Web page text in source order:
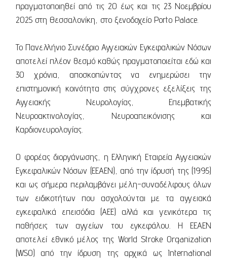
πραγματοποιηθεί από τις 20 έως και τις 23 Νοεμβρίου
2025 στη Θεσσαλονίκη, στο ξενοδοχείο Porto Palace.
Το Πανελλήνιο Συνέδριο Αγγειακών Εγκεφαλικών Νόσων
αποτελεί πλέον θεσμό καθώς πραγματοποιείται εδώ και
30 χρόνια, αποσκοπώντας να ενημερώσει την
επιστημονική κοινότητα στις σύγχρονες εξελίξεις της
Αγγειακής Νευρολογίας, Επεμβατικής
Νευροακτινολογίας, Νευροαπεικόνισης και
Καρδιονευρολογίας.
Ο φορέας διοργάνωσης, η Ελληνική Εταιρεία Αγγειακών
Εγκεφαλικών Νόσων (ΕΕΑΕΝ), από την ίδρυσή της (1995)
και ως σήμερα περιλαμβάνει μέλη-συναδέλφους όλων
των ειδικοτήτων που ασχολούνται με τα αγγειακά
εγκεφαλικά επεισόδια (ΑΕΕ) αλλά και γενικότερα τις
παθήσεις των αγγείων του εγκεφάλου. Η ΕΕΑΕΝ
αποτελεί εθνικό μέλος της World Stroke Organization
(WSO) από την ίδρυση της αρχικά ως International